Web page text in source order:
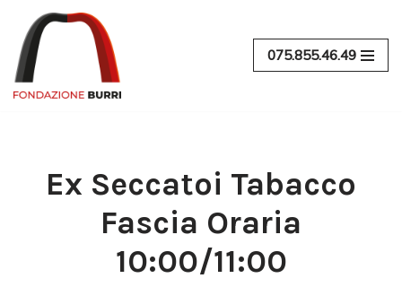
Vai
al
contenuto
075.855.46.49
Ex Seccatoi Tabacco
Fascia Oraria
10:00/11:00